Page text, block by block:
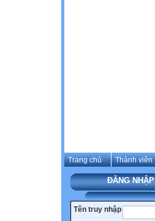
Trang chủ Thành viên
ĐĂNG NHẬP
Tên truy nhập